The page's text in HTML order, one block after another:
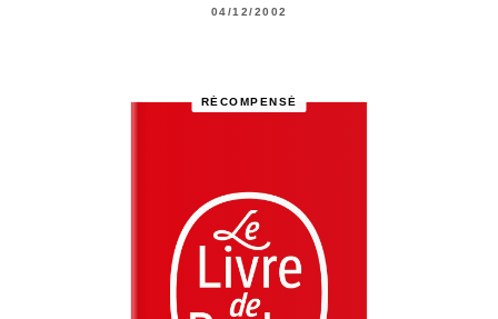
04/12/2002
RÉCOMPENSÉ